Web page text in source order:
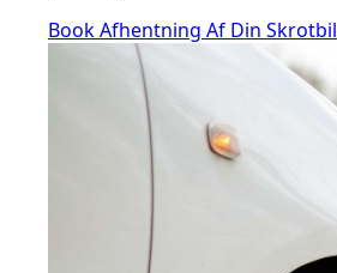
Book Afhentning Af Din Skrotbil